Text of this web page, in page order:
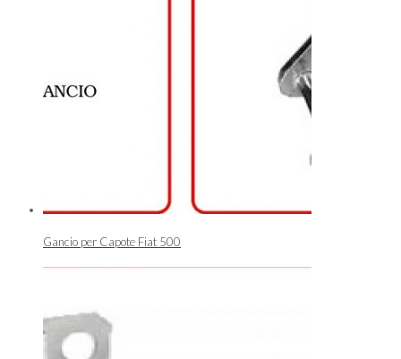
Gancio per Capote Fiat 500